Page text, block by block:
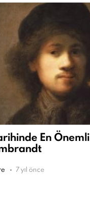
En Önemli
7 yıl önce